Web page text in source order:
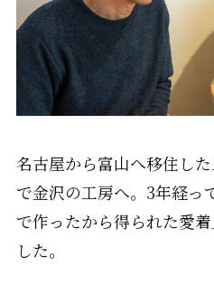
名古屋から富山へ移住し
で金沢の工房へ。3年経っ
で作ったから得られた愛
した。